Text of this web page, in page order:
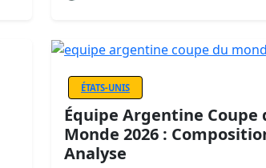
ÉTATS-UNIS
Équipe Argentine Coupe
Monde 2026 :
Analyse